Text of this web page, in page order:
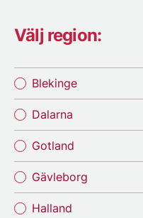
Välj region:
Blekinge
Dalarna
Gotland
Gävleborg
Halland